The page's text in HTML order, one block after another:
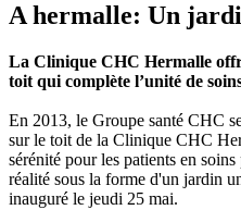
A hermalle: Un
La Clinique CHC Hermalle
toit qui complète l’unité de
En 2013, le Groupe santé CHC
sur le toit de la Clinique CHC
sérénité pour les patients en
réalité sous la forme d'un jardin
inauguré le jeudi 25 mai.